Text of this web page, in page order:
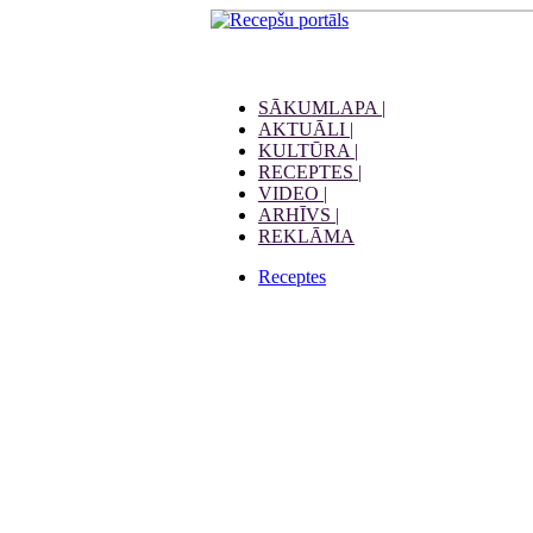
SĀKUMLAPA |
AKTUĀLI |
KULTŪRA |
RECEPTES |
VIDEO |
ARHĪVS |
REKLĀMA
Receptes